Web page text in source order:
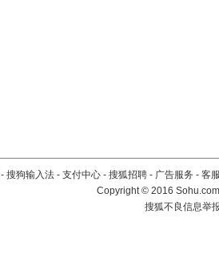
- 搜狗输入法 - 支付中心 - 搜狐招聘 - 广告服务 - 客
Copyright©2016
搜狐不良信息举